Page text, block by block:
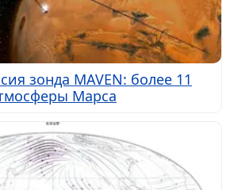
зонда MAVEN: более 11
Марса